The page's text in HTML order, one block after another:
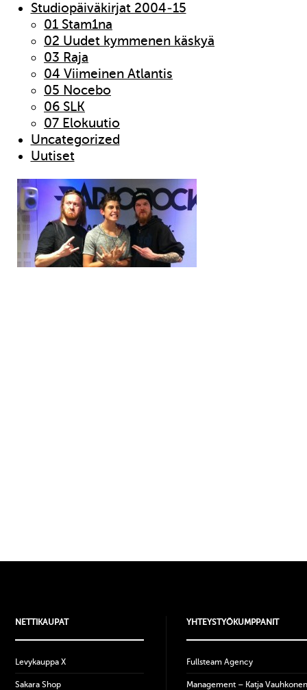
Studiopäiväkirjat 2004-15
01 Stam1na
02 Uudet kymmenen käskyä
03 Raja
04 Viimeinen Atlantis
05 Nocebo
06 SLK
07 Elokuutio
Uncategorized
Uutiset
NETTIKAUPAT
Levykauppa X
Sakara Shop
YHTEYSTYÖKUMPPANIT
Fullsteam Agency
Management – Katja Vauhkonen